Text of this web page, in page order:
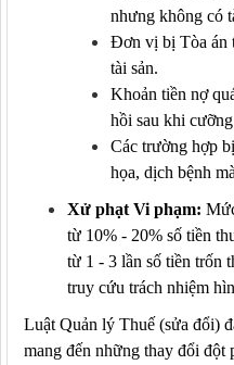
nhưng không có
Đơn vị bị Tòa án
tài sản.
Khoản tiền nợ
hồi sau khi
Các trường hợp
họa, dịch bệnh
Xử phạt Vi phạm:
từ 10% - 20% số tiền
từ 1 - 3 lần số tiền trốn
truy cứu trách nhiệm
Luật Quản lý Thuế (sửa đổi)
mang đến những thay đổi đột